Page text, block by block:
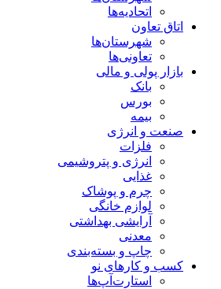
اتحادیه‌ها
اتاق تعاون
شهرستان‌ها
تعاونی‌ها
بازار پولی و مالی
بانک
بورس
بیمه
صنعت و انرژی
فلزات
انرژی و پتروشیمی
غذایی
چرم و پوشاک
لوازم خانگی
آرایشی بهداشتی
معدنی
چاپ و بسته‌بندی
کسب و کارهای نو
استارت‌آپ‌ها